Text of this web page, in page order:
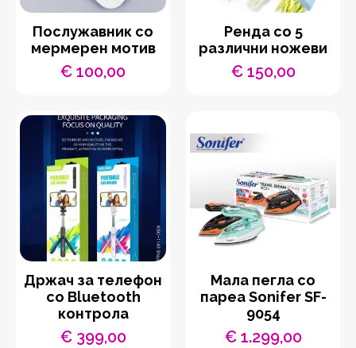
Послужавник со
мермерен мотив
€ 100,00
Ренда со 5
различни ножеви
€150,00
Држач за телефон
со Bluetooth
контрола
€399,00
Мала пегла со
пареа Sonifer SF-
9054
€1.299,00